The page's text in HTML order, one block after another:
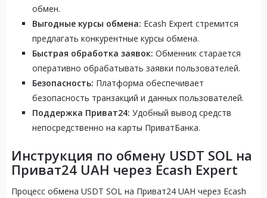
обмен.
Выгодные курсы обмена: Ecash Expert стремится
предлагать конкурентные курсы обмена.
Быстрая обработка заявок: Обменник старается
оперативно обрабатывать заявки пользователей.
Безопасность: Платформа обеспечивает
безопасность транзакций и данных пользователей.
Поддержка Приват24: Удобный вывод средств
непосредственно на карты ПриватБанка.
Инструкция по обмену USDT SOL на
Приват24 UAH через Ecash Expert
Процесс обмена USDT SOL на Приват24 UAH через Ecash